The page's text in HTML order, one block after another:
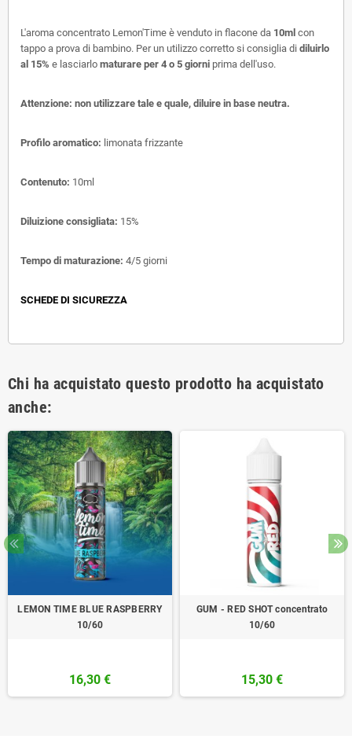
L'aroma concentrato Lemon'Time è venduto in flacone da 10ml con
tappo a prova di bambino. Per un utilizzo corretto si consiglia di diluirlo
al 15% e lasciarlo maturare per 4 o 5 giorni prima dell'uso.
Attenzione: non utilizzare tale e quale, diluire in base neutra.
Profilo aromatico: limonata frizzante
Contenuto: 10ml
Diluizione consigliata: 15%
Tempo di maturazione: 4/5 giorni
SCHEDE DI SICUREZZA
Chi ha acquistato questo prodotto ha acquistato
anche:
LEMON TIME BLUE RASPBERRY
10/60
16,30 €
GUM - RED SHOT concentrato
10/60
15,30 €